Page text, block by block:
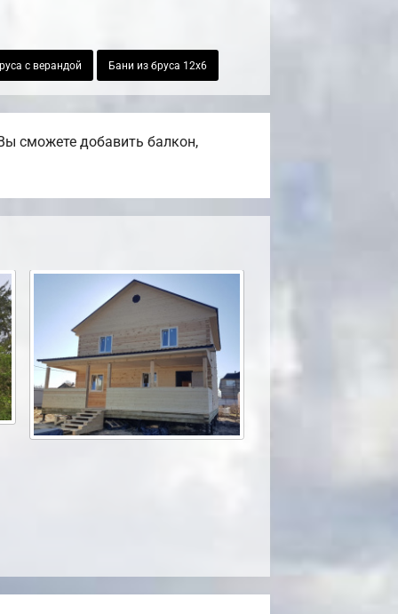
с верандой Бани из бруса 12х6
сможете добавить балкон,